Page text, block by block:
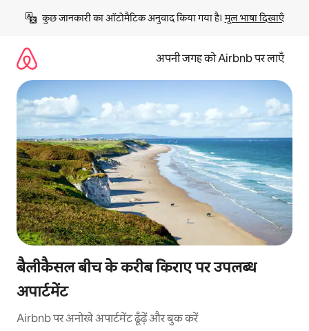
छोड़कर
कॉन्टेंट
कुछ जानकारी का ऑटोमैटिक अनुवाद किया गया है। मूल भाषा दिखाएँ
अपनी जगह को Airbnb पर लाएँ
बैलीकैसल बीच के करीब किराए पर उपलब्ध
अपार्टमेंट
Airbnb पर अनोखे अपार्टमेंट ढूँढ़ें और बुक करें